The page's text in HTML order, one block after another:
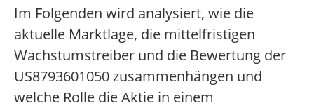
Im Folgenden wird analysiert, wie die
aktuelle Marktlage, die mittelfristigen
Wachstumstreiber und die Bewertung der
US8793601050 zusammenhängen und
welche Rolle die Aktie in einem